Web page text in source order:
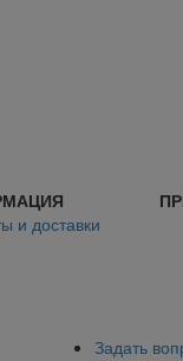
и доставки
Задать